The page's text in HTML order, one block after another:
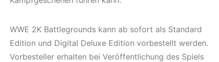
WWE 2K Battlegrounds kann ab sofort als Standard
Edition und Digital Deluxe Edition vorbestellt werden.
Vorbesteller erhalten bei Veröffentlichung des Spiels